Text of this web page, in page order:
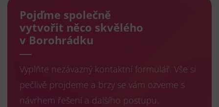
Pojďme společně
vytvořit něco skvělého
v Borohrádku
Vyplňte nezávazný kontaktní formulář. Vše si
pečlivě projdeme a brzy se vám ozveme s
návrhem řešení a dalšího postupu.